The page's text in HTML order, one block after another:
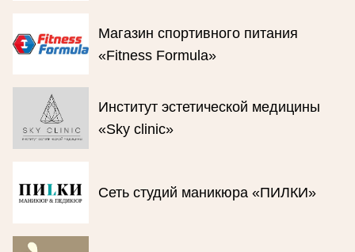
Магазин спортивного питания
«Fitness Formula»
Институт эстетической медицины
«Sky clinic»
Сеть студий маникюра «ПИЛКИ»